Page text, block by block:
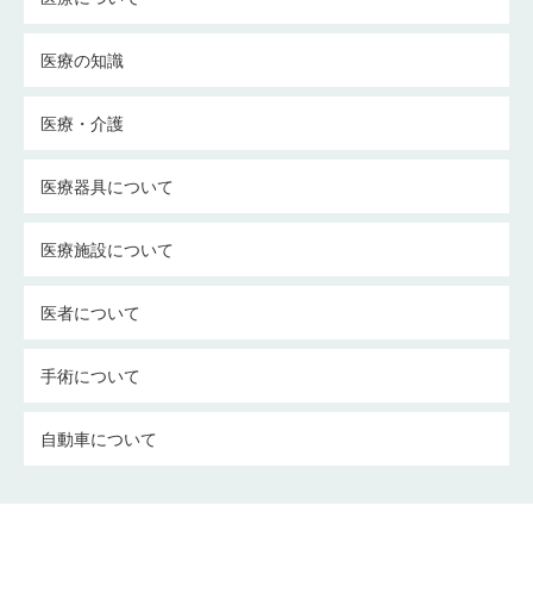
医療の知識
医療・介護
医療器具について
医療施設について
医者について
手術について
自動車について